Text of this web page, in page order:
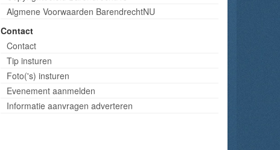
Algmene Voorwaarden BarendrechtNU
Contact
Contact
Tip insturen
Foto('s) insturen
Evenement aanmelden
Informatie aanvragen adverteren